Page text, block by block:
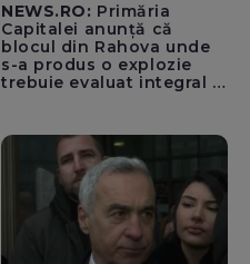
NEWS.RO: Primăria
Capitalei anunță că
blocul din Rahova unde
s-a produs o explozie
trebuie evaluat integral și
lucrările de punere în
siguranță a părții grav
afectate